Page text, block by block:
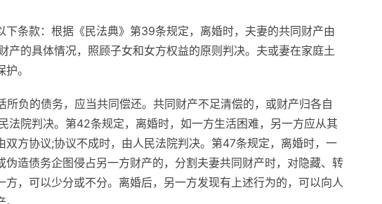
条款：根据《民法典》第39条规定，离婚时，夫妻的共同财产由
产的具体情况，照顾子女和女方权益的原则判决。夫或妻在家庭土
。
所负的债务，应当共同偿还。共同财产不足清偿的，或财产归各自
法院判决。第42条规定，离婚时，如一方生活困难，另一方应从其
方协议;协议不成时，由人民法院判决。第47条规定，离婚时，一
造债务企图侵占另一方财产的，分割夫妻共同财产时，对隐藏、转
，可以少分或不分。离婚后，另一方发现有上述行为的，可以向人